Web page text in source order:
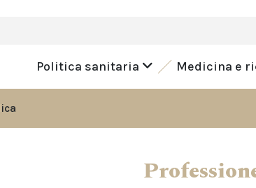
Politica sanitaria Medicina e